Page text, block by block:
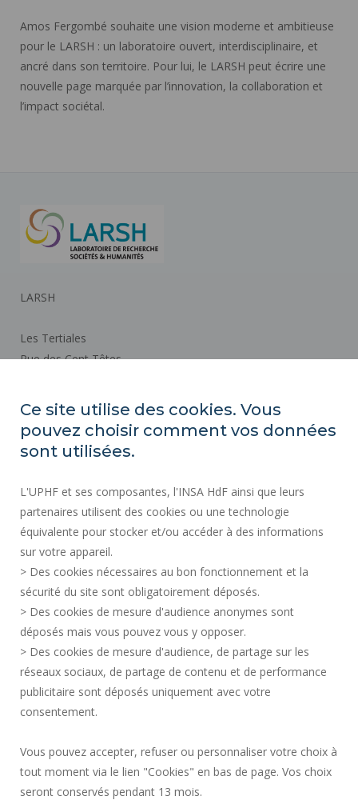
Amos Fergombé souhaite une vision moderne et ambitieuse
pour le LARSH : un laboratoire ouvert, interdisciplinaire, et
ancré dans son territoire. Pour lui, le LARSH peut écrire une
nouvelle page marquée par l’innovation, la collaboration et
l’impact sociétal.
LARSH
Les Tertiales
Rue des Cent Têtes
Plan d'accès
SERVICES PUBLICS +
MARCHÉS PUBLICS
CRÉDITS
ESPACE PRESSE
RECRUTEMENTS
PLAN DU SITE
DONNÉES PERSONNELLES
ACCESSIBILITÉ
Requête d'amélioration
Ce site utilise des cookies. Vous
pouvez choisir comment vos données
sont utilisées.
L'UPHF et ses composantes, l'INSA HdF ainsi que leurs
partenaires utilisent des cookies ou une technologie
équivalente pour stocker et/ou accéder à des informations
sur votre appareil.
> Des cookies nécessaires au bon fonctionnement et la
sécurité du site sont obligatoirement déposés.
> Des cookies de mesure d'audience anonymes sont
déposés mais vous pouvez vous y opposer.
> Des cookies de mesure d'audience, de partage sur les
réseaux sociaux, de partage de contenu et de performance
publicitaire sont déposés uniquement avec votre
consentement.
Vous pouvez accepter, refuser ou personnaliser votre choix à
tout moment via le lien "Cookies" en bas de page. Vos choix
seront conservés pendant 13 mois.